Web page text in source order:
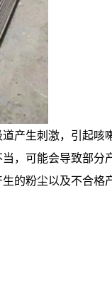
产生刺激，引起
，可能会导致部
的粉尘以及不合